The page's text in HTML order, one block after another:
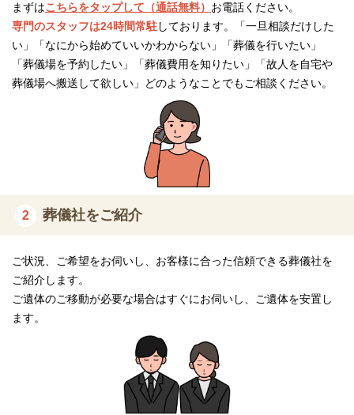
遺影S版写真立て
※火葬の日程によりドライアイスや安置保管の追加料金がかかる
場合があります。
※セットプランに含まれない内容、飲食接待費（料理、飲物、返
礼品、式場料、火葬場関係費、宗教者費用など）諸条件により変
動する費用は、人数と内容に応じて別料金がかかります。
ご希望やご予算に合わせた適正価格を見積るためには、人数・場
が必須ですので、遠慮なくお電話でお問合せください。
飛来コース（550,000円～）（税込）
含まれるもの
項目
まずはこちらをタップして（通話無料） お電話ください。
専門のスタッフは24時間常駐しております。「一旦相談だけした
い」「なにから始めていいかわからない」「葬儀を行いたい」
「葬儀場を予約したい」「葬儀費用を知りたい」「故人を自宅や
葬儀場へ搬送して欲しい」どのようなことでもご相談ください。
2 葬儀社をご紹介
ご状況、ご希望をお伺いし、お客様に合った信頼できる葬儀社を
ご紹介します。
ご遺体のご移動が必要な場合はすぐにお伺いし、ご遺体を安置し
ます。